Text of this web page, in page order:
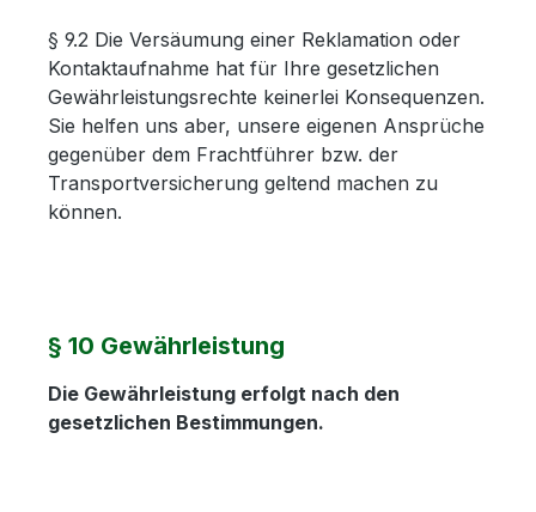
§ 9.2 Die Versäumung einer Reklamation oder
Kontaktaufnahme hat für Ihre gesetzlichen
Gewährleistungsrechte keinerlei Konsequenzen.
Sie helfen uns aber, unsere eigenen Ansprüche
gegenüber dem Frachtführer bzw. der
Transportversicherung geltend machen zu
können.
§ 10 Gewährleistung
Die Gewährleistung erfolgt nach den
gesetzlichen Bestimmungen.